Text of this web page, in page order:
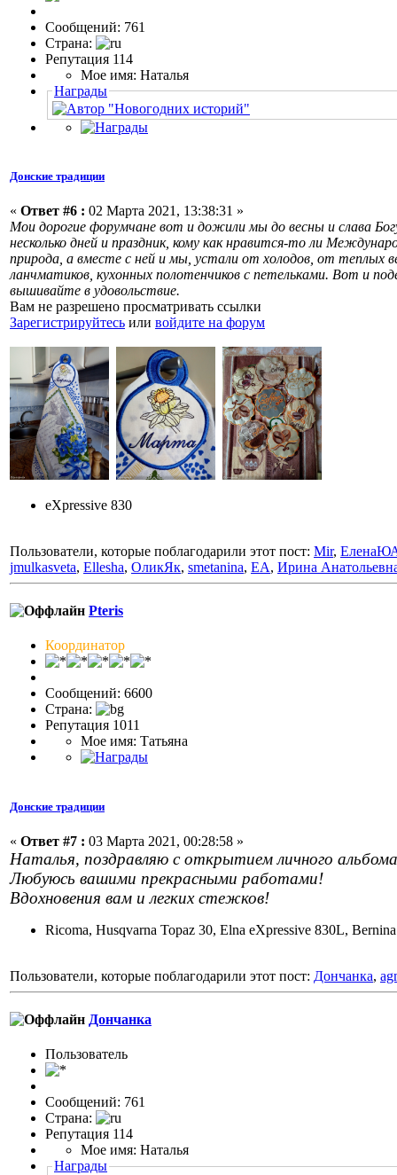
Сообщений: 761
Страна:
Репутация 114
Мое имя: Наталья
Награды
Донские традиции
« Ответ #6 : 02 Марта 2021, 13:38:31 »
Мои дорогие форумчане вот и дожили мы до весны и слава
несколько дней и праздник, кому как нравится-то ли
природа, а вместе с ней и мы, устали от холодов, от теплых
ланчматиков, кухонных полотенчиков с петельками. Вот и
вышивайте в удовольствие.
Вам не разрешено просматривать ссылки
Зарегистрируйтесь или войдите на форум
eXpressive 830
Пользователи, которые поблагодарили этот пост: Mir,
jmulkasveta, Ellesha, ОликЯк, smetanina, ЕА, Ирина
Pteris
Координатор
Сообщений: 6600
Страна:
Репутация 1011
Мое имя: Татьяна
Донские традиции
« Ответ #7 : 03 Марта 2021, 00:28:58 »
Наталья, поздравляю с открытием личного
Любуюсь вашими прекрасными работами!
Вдохновения вам и легких стежков!
Ricoma, Husqvarna Topaz 30, Elna eXpressive 830L,
Пользователи, которые поблагодарили этот пост: Дончанка,
Дончанка
Пользовaтeль
Сообщений: 761
Страна:
Репутация 114
Мое имя: Наталья
Награды